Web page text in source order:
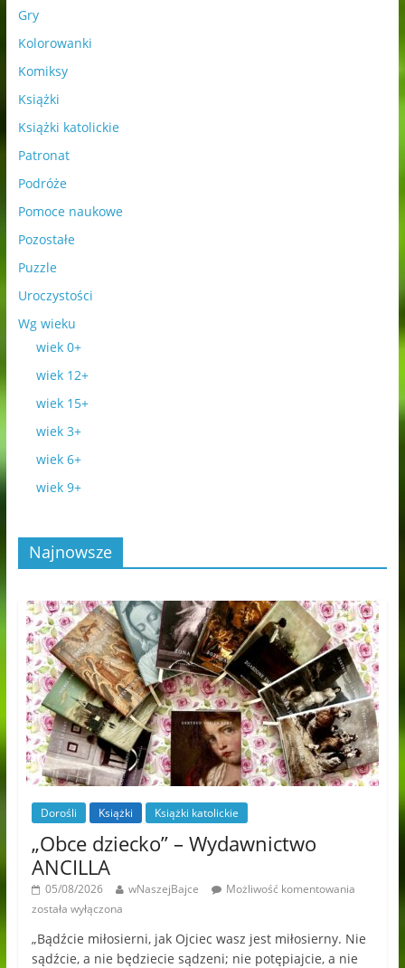
Gry
Kolorowanki
Komiksy
Książki
Książki katolickie
Patronat
Podróże
Pomoce naukowe
Pozostałe
Puzzle
Uroczystości
Wg wieku
wiek 0+
wiek 12+
wiek 15+
wiek 3+
wiek 6+
wiek 9+
Najnowsze
Dorośli Książki Książki katolickie
„Obce dziecko” – Wydawnictwo
ANCILLA
05/08/2026 wNaszejBajce
Możliwość komentowania
została wyłączona
„Bądźcie miłosierni, jak Ojciec wasz jest miłosierny. Nie
sądźcie, a nie będziecie sądzeni; nie potępiajcie, a nie